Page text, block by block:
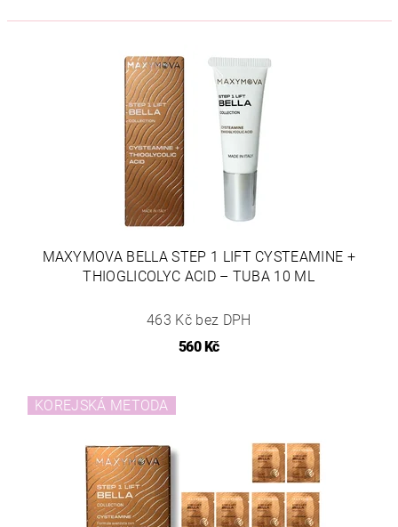
MAXYMOVA BELLA STEP 1 LIFT CYSTEAMINE +
THIOGLICOLYC ACID – TUBA 10 ML
463 Kč bez DPH
560 Kč
KOREJSKÁ METODA